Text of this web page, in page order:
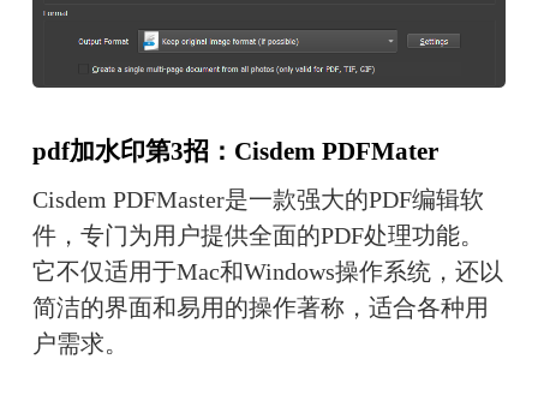
pdf加水印第3招：Cisdem PDFMater
Cisdem PDFMaster是一款强大的PDF编辑软
件，专门为用户提供全面的PDF处理功能。
它不仅适用于Mac和Windows操作系统，还以
简洁的界面和易用的操作著称，适合各种用
户需求。